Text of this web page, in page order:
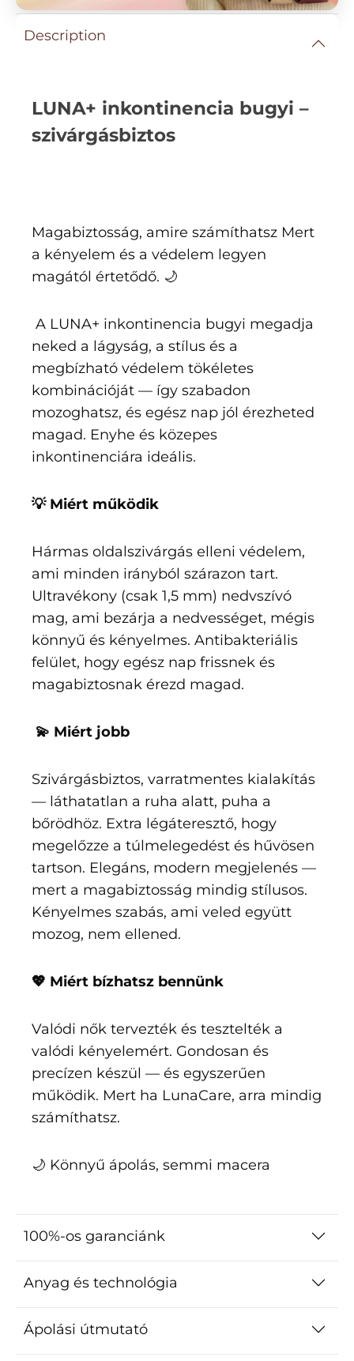
Description
LUNA+ inkontinencia bugyi –
szivárgásbiztos
Magabiztosság, amire számíthatsz Mert
a kényelem és a védelem legyen
magától értetődő. 🌙
A LUNA+ inkontinencia bugyi megadja
neked a lágyság, a stílus és a
megbízható védelem tökéletes
kombinációját — így szabadon
mozoghatsz, és egész nap jól érezheted
magad. Enyhe és közepes
inkontinenciára ideális.
💡 Miért működik
Hármas oldalszivárgás elleni védelem,
ami minden irányból szárazon tart.
Ultravékony (csak 1,5 mm) nedvszívó
mag, ami bezárja a nedvességet, mégis
könnyű és kényelmes. Antibakteriális
felület, hogy egész nap frissnek és
magabiztosnak érezd magad.
💫 Miért jobb
Szivárgásbiztos, varratmentes kialakítás
— láthatatlan a ruha alatt, puha a
bőrödhöz. Extra légáteresztő, hogy
megelőzze a túlmelegedést és hűvösen
tartson. Elegáns, modern megjelenés —
mert a magabiztosság mindig stílusos.
Kényelmes szabás, ami veled együtt
mozog, nem ellened.
💖 Miért bízhatsz bennünk
Valódi nők tervezték és tesztelték a
valódi kényelemért. Gondosan és
precízen készül — és egyszerűen
működik. Mert ha LunaCare, arra mindig
számíthatsz.
🌙 Könnyű ápolás, semmi macera
100%-os garanciánk
Anyag és technológia
Ápolási útmutató